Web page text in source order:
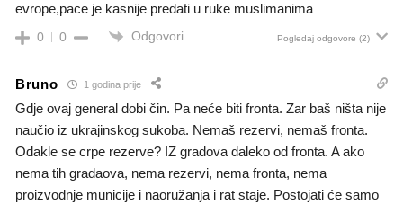
evrope,pace je kasnije predati u ruke muslimanima
0 0 Odgovori Pogledaj odgovore (2)
Bruno 1 godina prije
Gdje ovaj general dobi čin. Pa neće biti fronta. Zar baš ništa nije
naučio iz ukrajinskog sukoba. Nemaš rezervi, nemaš fronta.
Odakle se crpe rezerve? IZ gradova daleko od fronta. A ako
nema tih gradaova, nema rezervi, nema fronta, nema
proizvodnje municije i naoružanja i rat staje. Postojati će samo